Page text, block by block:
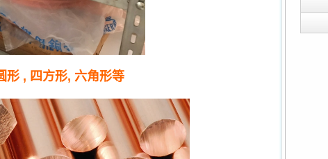
形 , 四方形, 六角形等